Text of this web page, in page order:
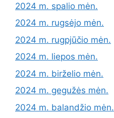
2024 m. spalio mėn.
2024 m. rugsėjo mėn.
2024 m. rugpjūčio mėn.
2024 m. liepos mėn.
2024 m. birželio mėn.
2024 m. gegužės mėn.
2024 m. balandžio mėn.